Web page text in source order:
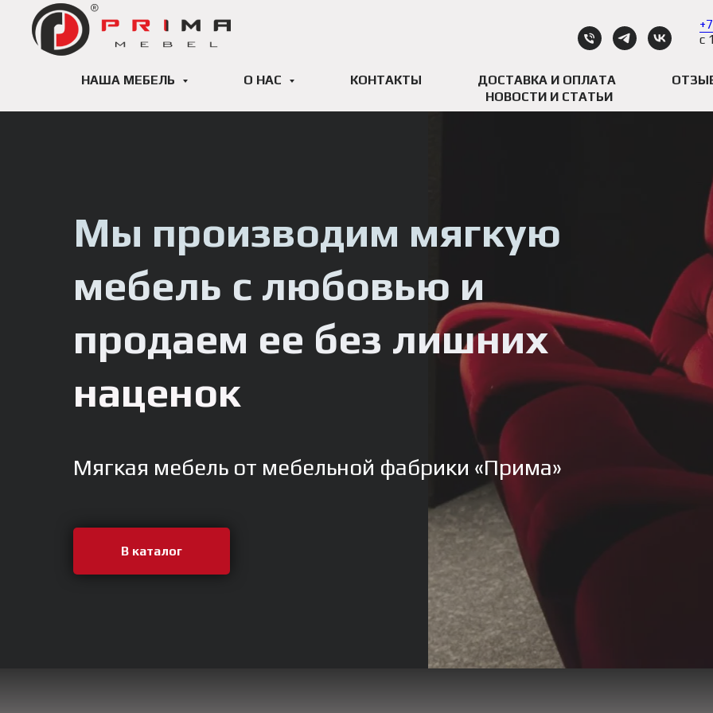
с
НАША МЕБЕЛЬ О НАС КОНТАКТЫ ДОСТАВКА И ОПЛАТА
НОВОСТИ И СТАТЬИ
Мы производим мягкую
мебель с любовью и
продаем ее без лишних
наценок
Мягкая мебель от мебельной фабрики «Прима»
В каталог